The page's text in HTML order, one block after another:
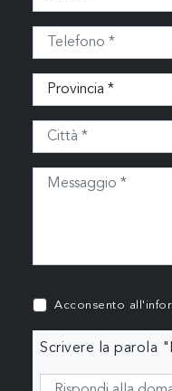
Acconsento
Scrivere la parola